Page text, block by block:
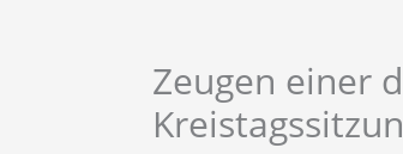
Zeugen einer